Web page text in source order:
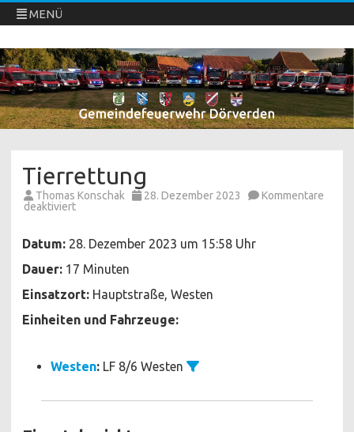
MENÜ
Freiwillige Feuerwehren Dörverden
Direkt
zum
Inhalt
springen
Tierrettung
Thomas Konschak 28. Dezember 2023
Kommentare
deaktiviertfür
Datum: 28. Dezember 2023 um 15:58 Uhr
Dauer: 17 Minuten
Einsatzort: Hauptstraße, Westen
Einheiten und Fahrzeuge:
Westen: LF 8/6 Westen